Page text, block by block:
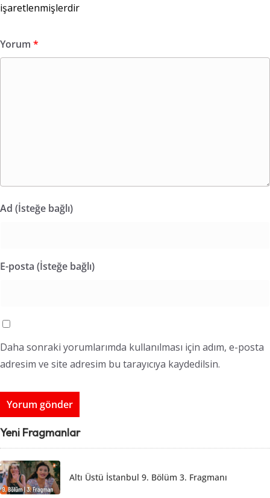
işaretlenmişlerdir
Yorum *
Ad (İsteğe bağlı)
E-posta (İsteğe bağlı)
Daha sonraki yorumlarımda kullanılması için adım, e-posta
adresim ve site adresim bu tarayıcıya kaydedilsin.
Yeni Fragmanlar
Altı Üstü İstanbul 9. Bölüm 3. Fragmanı